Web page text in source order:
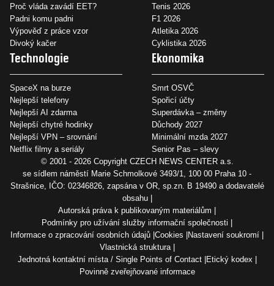
Proč vláda zavádí EET?
Padni komu padni
Výpověď z práce vzor
Divoký kačer
Tenis 2026
F1 2026
Atletika 2026
Cyklistika 2026
Technologie
SpaceX na burze
Nejlepší telefony
Nejlepší AI zdarma
Nejlepší chytré hodinky
Nejlepší VPN – srovnání
Netflix filmy a seriály
Ekonomika
Smrt OSVČ
Spořicí účty
Superdávka – změny
Důchody 2027
Minimální mzda 2027
Senior Pas – slevy
© 2001 - 2026 Copyright CZECH NEWS CENTER a.s.
se sídlem náměstí Marie Schmolkové 3493/1, 100 00 Praha 10 -
Strašnice, IČO: 02346826, zapsána v OR, sp.zn. B 19490 a dodavatelé
obsahu
Autorská práva k publikovaným materiálům
Podmínky pro užívání služby informační společnosti
Informace o zpracování osobních údajů Cookies
Nastavení soukromí
Vlastnická struktura
Jednotná kontaktní místa / Single Points of Contact
Etický kodex
Povinně zveřejňované informace